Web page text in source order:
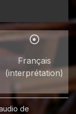
Français
(interprétation)
de